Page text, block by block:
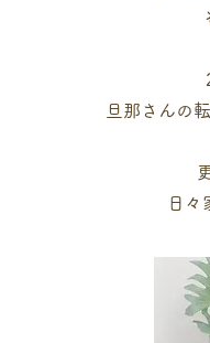
旦那さんの
日々